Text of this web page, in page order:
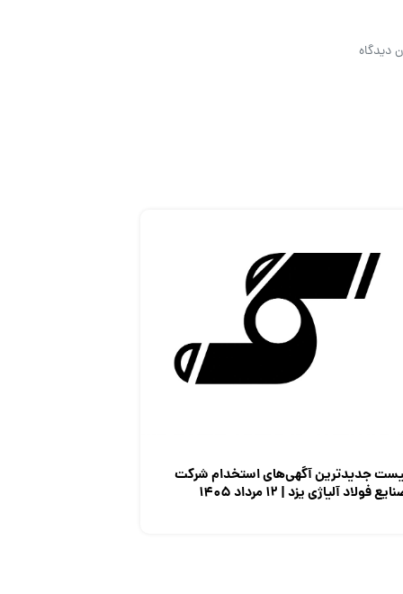
دیدگاه
جدیدترین آگهی‌های استخدام شرکت
فولاد آلیاژی یزد | ۱۲ مرداد ۱۴۰۵